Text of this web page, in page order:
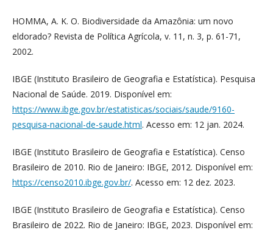
HOMMA, A. K. O. Biodiversidade da Amazônia: um novo
eldorado? Revista de Política Agrícola, v. 11, n. 3, p. 61-71,
2002.
IBGE (Instituto Brasileiro de Geografia e Estatística). Pesquisa
Nacional de Saúde. 2019. Disponível em:
https://www.ibge.gov.br/estatisticas/sociais/saude/9160-
pesquisa-nacional-de-saude.html. Acesso em: 12 jan. 2024.
IBGE (Instituto Brasileiro de Geografia e Estatística). Censo
Brasileiro de 2010. Rio de Janeiro: IBGE, 2012. Disponível em:
https://censo2010.ibge.gov.br/. Acesso em: 12 dez. 2023.
IBGE (Instituto Brasileiro de Geografia e Estatística). Censo
Brasileiro de 2022. Rio de Janeiro: IBGE, 2023. Disponível em: